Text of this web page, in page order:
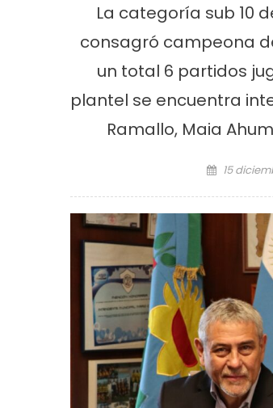
La categoría sub 10
consagró campeona
un total 6 partidos
plantel se encuentra
Ramallo, Maia
Posted on
15